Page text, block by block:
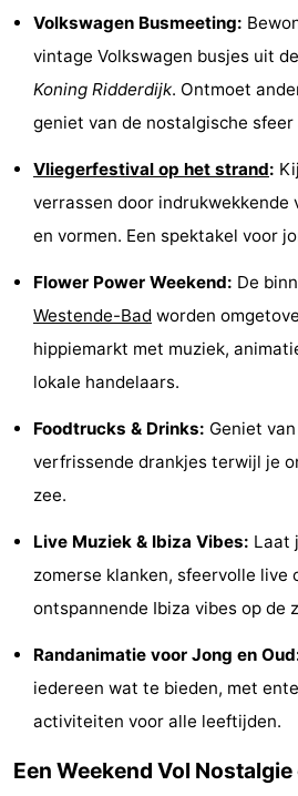
Uitkijkpunten
Attracties
Rondvaarten
Speeltuinen
-
Binnenspeeltuinen
Bowlen
-
Minigolfbanen
Wellness
centra
Dorpen
&
Natuur
Zwembaden
Wandelen
Paardrijden
Golfbanen
-
Volkswagen Busmeeting:
vintage Volkswagen busjes uit de
Koning Ridderdijk. Ontmoet
geniet van de nostalgische sfeer
Vliegerfestival op het strand:
verrassen door indrukwekkende
en vormen. Een spektakel voor
Flower Power Weekend: De
Westende-Bad worden
hippiemarkt met muziek,
lokale handelaars.
Foodtrucks & Drinks: Geniet
verfrissende drankjes terwijl je
zee.
Live Muziek & Ibiza Vibes: Laat
zomerse klanken, sfeervolle live
ontspannende Ibiza vibes op de
Randanimatie voor Jong en
iedereen wat te bieden, met
activiteiten voor alle leeftijden.
Een Weekend Vol